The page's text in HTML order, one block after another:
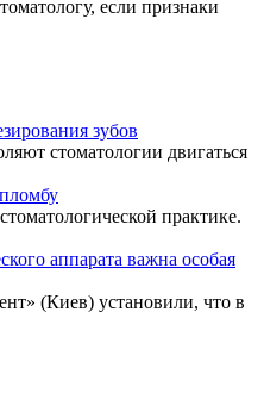
если признаки
зубов
стоматологии двигаться
практике.
аппарата важна особая
(Киев) установили, что в